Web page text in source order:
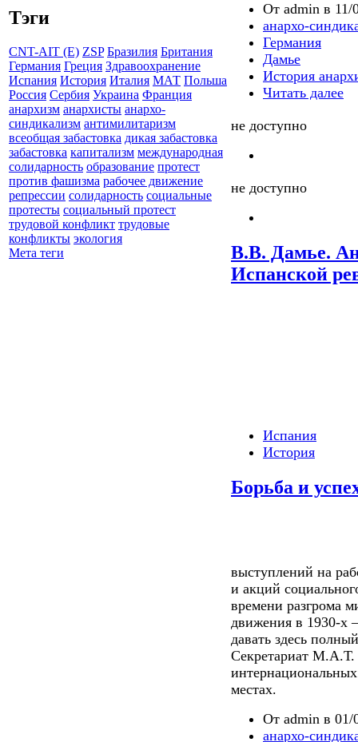
Тэги
CNT-AIT (E) ZSP Бразилия Британия
Германия Греция Здравоохранение
Испания История Италия МАТ Польша
Россия Сербия Украина Франция
анархизм анархисты анархо-
синдикализм антимилитаризм
всеобщая забастовка дикая забастовка
забастовка капитализм международная
солидарность образование протест
против фашизма рабочее движение
репрессии солидарность социальные
протесты социальный протест
трудовой конфликт трудовые
конфликты экология
Мета теги
От admin в 11/
анархо-
Германия
Дамье
История
Читать далее
не доступно
не доступно
В.В. Дамье.
Испанской
Испания
История
Борьба и
выступлений на
и акций
времени разгрома
движения в 1930-х
давать здесь
Секретариат М.А.Т.
местах.
От admin в 01/
анархо-